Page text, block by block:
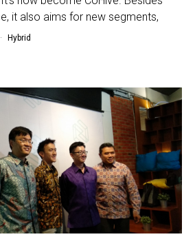
it also aims for new segments,
Hybrid